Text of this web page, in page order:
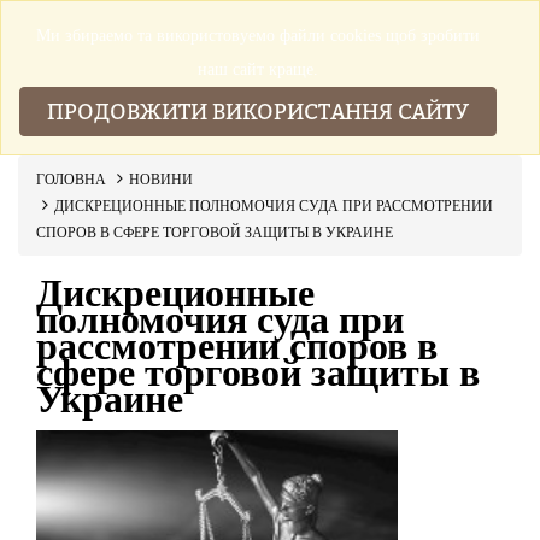
ГОЛОВНА
НОВИНИ
ДИСКРЕЦИОННЫЕ ПОЛНОМОЧИЯ СУДА ПРИ РАССМОТРЕНИИ
СПОРОВ В СФЕРЕ ТОРГОВОЙ ЗАЩИТЫ В УКРАИНЕ
Дискреционные
полномочия суда при
рассмотрении споров в
сфере торговой защиты в
Украине
Ми збираемо та використовуемо файли cookies щоб зробити
наш сайт краще.
ПРОДОВЖИТИ ВИКОРИСТАННЯ САЙТУ